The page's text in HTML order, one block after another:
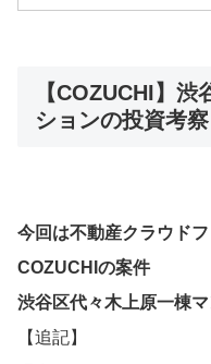
【COZUCHI】
ションの投資考察
今回は不動産クラウド
COZUCHIの案件
渋谷区代々木上原一棟
【追記】